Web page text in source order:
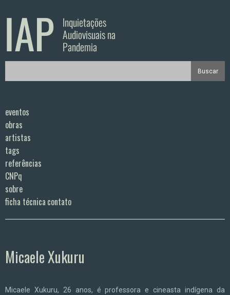
eventos
obras
artistas
tags
referências
CNPq
sobre
ficha técnica contato
Micaele Xukuru
Micaele Xukuru, 26 anos, é professora e cineasta indígena da